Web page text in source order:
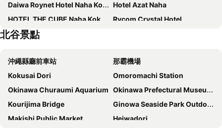
Daiwa Roynet Hotel Naha Kokusaidori
Hotel Azat Naha
HOTEL THE CUBE Naha Kokusai Street
Rycom Crystal Hotel
Mercure Okinawa Naha
La'gent Hotel Okinawa Chatan
Hotel Strata Naha
hotel androoms Naha Port
Almont Hotel Naha Omoromachi
JR Kyushu Hotel Blossom Naha
Daiwa Roynet Hotel Naha Omoromachi
Tissage Hotel Naha by Nest
Almont Hotel Naha Kenchomae
Hotel Pacific View
Ocean
北谷景點
沖繩縣廳前車站
那霸機場
Kokusai Dori
Omoromachi Station
Okinawa Churaumi Aquarium Okinawa Prefectural Museum and Art Museum
Kourijima Bridge
Ginowa Seaside Park Outdoor Amphitheater
Makishi Public Market
Heiwadori